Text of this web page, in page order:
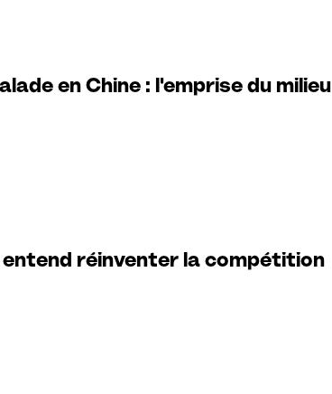
en Chine : l'emprise du milieu
réinventer la compétition